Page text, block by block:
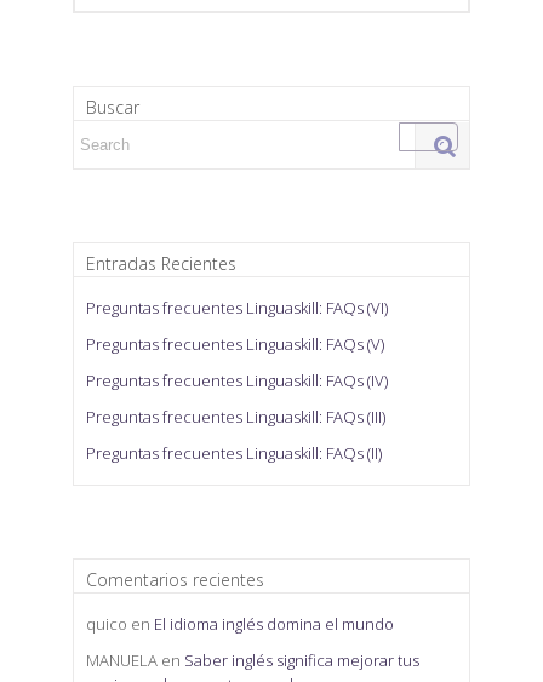
Buscar
Entradas Recientes
Preguntas frecuentes Linguaskill: FAQs (VI)
Preguntas frecuentes Linguaskill: FAQs (V)
Preguntas frecuentes Linguaskill: FAQs (IV)
Preguntas frecuentes Linguaskill: FAQs (III)
Preguntas frecuentes Linguaskill: FAQs (II)
Comentarios recientes
quico en El idioma inglés domina el mundo
MANUELA en Saber inglés significa mejorar tus